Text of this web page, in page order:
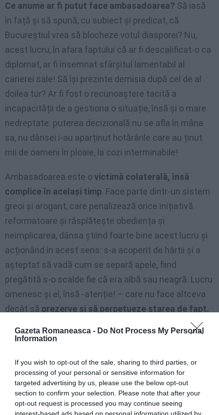
Gazeta Romaneasca - Do Not Process My Personal
Information
If you wish to opt-out of the sale, sharing to third parties, or
processing of your personal or sensitive information for
targeted advertising by us, please use the below opt-out
section to confirm your selection. Please note that after your
opt-out request is processed you may continue seeing
Ce anume ar fi putut face ambasadoarea? Să iasă
în față și să spună, cu subiect și predicat, că
Bucureștiul vrea să blocheze votul diasporei? Nu,
acest lucru, în afara faptului că ar fi descalificat-o ca
diplomat, ar fi însemnat sfârșitul lamentabil al
carierei sale! Să își prezinte demisia după cel de al
doilea tur? Ar fi fost o recunoaștere tacită a
incapacității de a gestiona o situație, însă și o mare
nedreptate: puterea decizională nu se afla în mâna
sa, nu dânsei i-au aparținut hotărârile care au ținut
mii de oameni în ploaie, la cozi interminabile!
Ambasadoarea este o victimă colaterală, însă
complice în același timp. Face parte dintr-un sistem
greoi și arogant, care penalizează orice inițiativă
reformatoare și răsplătește obediența și
neimplicarea, dânsa știind foarte bine acest lucru și
acționând în acest sens: s-a acoperit de hârtii și a
așteptat să vadă cum se separă apele, fiind
pregătită s-o scalde fie că era albă sau neagră. Lucru
omenesc și el, însă -atenție! – care nu face altceva
decât să prezerve și să perpetueze starea de fapt.
Însăși polarizarea în tabere pro și contra nu este
a lansa o falsă polemicăpentru a abate atenția de la
un minister profund infiltrat de serviciile secrete,
singurul care, în 25 de ani, a suferit reforme minimale,
monument de servilism ale cărui posturi călduțe au